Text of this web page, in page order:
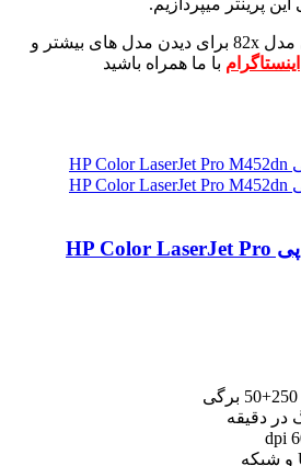
پرینتر میپردازیم.
برای دیدن مدل های بیشتر و
اینستاگرام با ما همراه باشید
پرینتر لیزری رنگی اچ پی HP Color LaserJet Pro